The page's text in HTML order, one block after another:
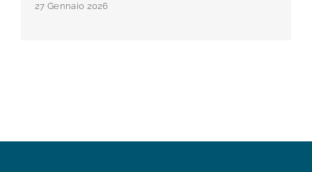
27 Gennaio 2026